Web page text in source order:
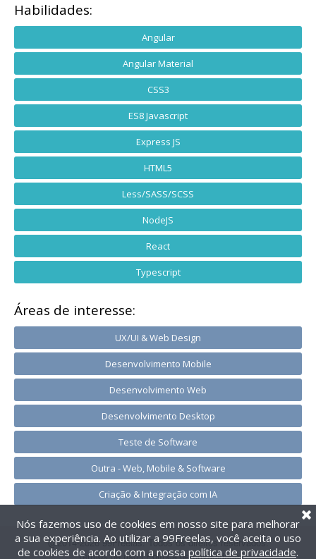
Habilidades:
Angular
Angular Material
CSS3
ES8 Javascript
Express JS
HTML5
Less/SASS/SCSS
NodeJS
React
Typescript
Áreas de interesse:
UX/UI & Web Design
Desenvolvimento Mobile
Desenvolvimento Web
Desenvolvimento Desktop
Teste de Software
Outra - Web, Mobile & Software
Criação & Integração com IA
@2014-2026 99Freelas. Todos os direitos reservados.
Termos de uso| Política de privacidade
Nós fazemos uso de cookies em nosso site para melhorar
a sua experiência. Ao utilizar a 99Freelas, você aceita o uso
de cookies de acordo com a nossa política de privacidade.